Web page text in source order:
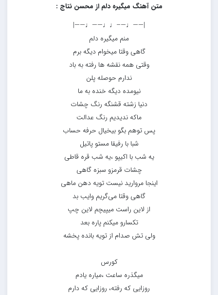
متن آهنگ میگیره دلم از محسن نتاج :
|——♩—–♩♩——♩——|
منم میگیره دلم
گاهی وقتا میخوام دیگه برم
وقتی همه نقشه ها رفته به باد
ندارم حوصله پلن
نیومده دیگه خنده به ما
دنیا زشته قشنگه رنگ چشات
ماکه ندیدیم رنگ عدالت
پس توهم بگو بیخیال حرفه حساب
شبا با رفیقا مستو پاتیل
یه شب با اکیپو ،یه شب قره قاطی
چشات قرمزو سبزه گاهی
اینجا مروارید نیست تویه دهن ماهی
گاهی وقتا می‌گریم وایب بد
از لاین راست میپیچم لاین چپ
تکسارو میکنم پاره بعد
ولی تش صدام از تویه بانده پخشه
کورس
میگذره ساعت ،میاره یادم
روزایی که رفته، روزایی که دارم